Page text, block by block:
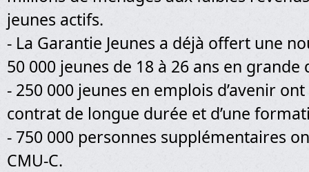
jeunes actifs.
- La Garantie Jeunes a déjà offert une
50 000 jeunes de 18 à 26 ans en grande
- 250 000 jeunes en emplois d’avenir
contrat de longue durée et d’une
- 750 000 personnes supplémentaires
CMU-C.